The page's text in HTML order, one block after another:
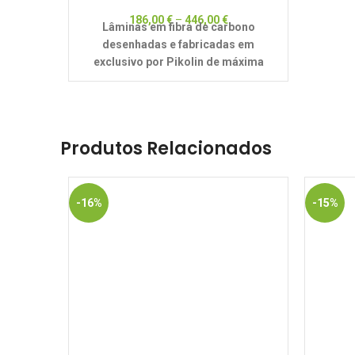
186,00€– 446,00€
Lâminas em fibra de carbono
desenhadas e fabricadas em
exclusivo por Pikolin de máxima
resistência, adaptabilidade e firmeza.
Produtos Relacionados
-16% -15%